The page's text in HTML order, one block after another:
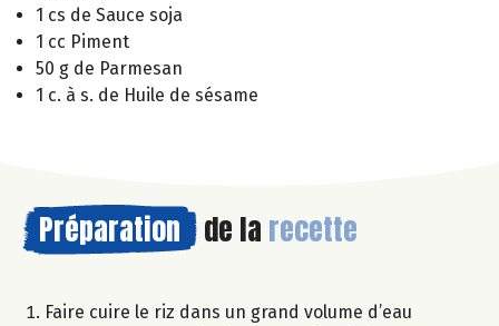
1 cs de Sauce soja
1 cc Piment
50 g de Parmesan
1 c. à s. de Huile de sésame
Préparation de la recette
Faire cuire le riz dans un grand volume d’eau